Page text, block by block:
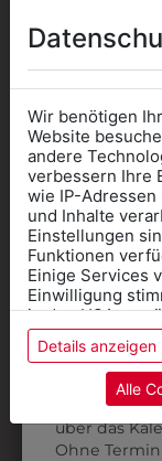
32220
Wir benötigen
Website
andere
verbessern Ihre
wie IP-
und Inhalte
Einstellungen
Funktionen
Einige Services
Einwilligung
in den USA
stuft die USA
ein, und es
Daten ohne
Details anzeigen
Alle
für die
Online Shop
Kategorie
Anprobe
über das
Ohne